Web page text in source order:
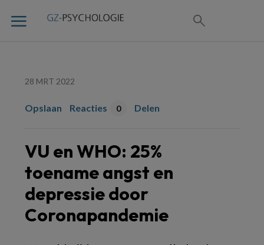
28 MRT 2022
Opslaan Reacties 0 Delen
VU en WHO: 25%
toename angst en
depressie door
Coronapandemie